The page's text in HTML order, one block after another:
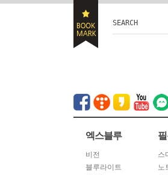
SEARCH
엑스블루
비전
블루라이트
스
노